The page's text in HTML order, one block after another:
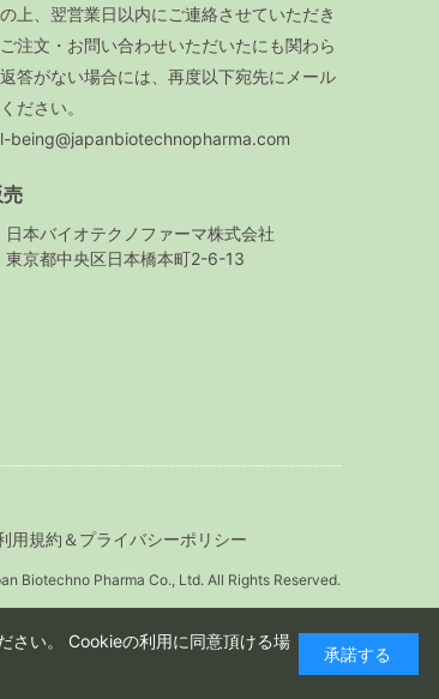
上、翌営業日以内にご連絡させていただき
注文・お問い合わせいただいたにも関わら
答がない場合には、再度以下宛先にメール
ださい。
being@japanbiotechnopharma.com
日本バイオテクノファーマ株式会社
東京都中央区日本橋本町2-6-13
用規約＆プライバシーポリシー
Biotechno Pharma Co., Ltd. All Rights Reserved.
さい。 Cookieの利用に同意頂ける場
承諾する